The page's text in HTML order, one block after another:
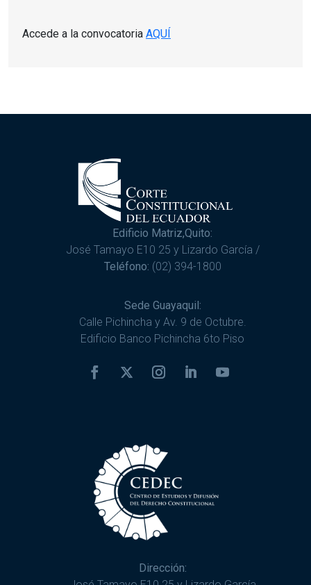
Accede a la convocatoria AQUÍ
Edificio Matriz,Quito:
José Tamayo E10 25 y Lizardo García /
Teléfono: (02) 394-1800
Sede Guayaquil:
Calle Pichincha y Av. 9 de Octubre.
Edificio Banco Pichincha 6to Piso
Dirección: